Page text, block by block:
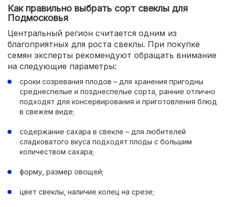
Как правильно выбрать сорт свеклы для
Подмосковья
Центральный регион считается одним из
благоприятных для роста свеклы. При покупке
семян эксперты рекомендуют обращать внимание
на следующие параметры:
сроки созревания плодов – для хранения пригодны
среднеспелые и позднеспелые сорта, ранние отлично
подходят для консервирования и приготовления блюд
в свежем виде;
содержание сахара в свекле – для любителей
сладковатого вкуса подходят плоды с большим
количеством сахара;
форму, размер овощей;
цвет свеклы, наличие колец на срезе;